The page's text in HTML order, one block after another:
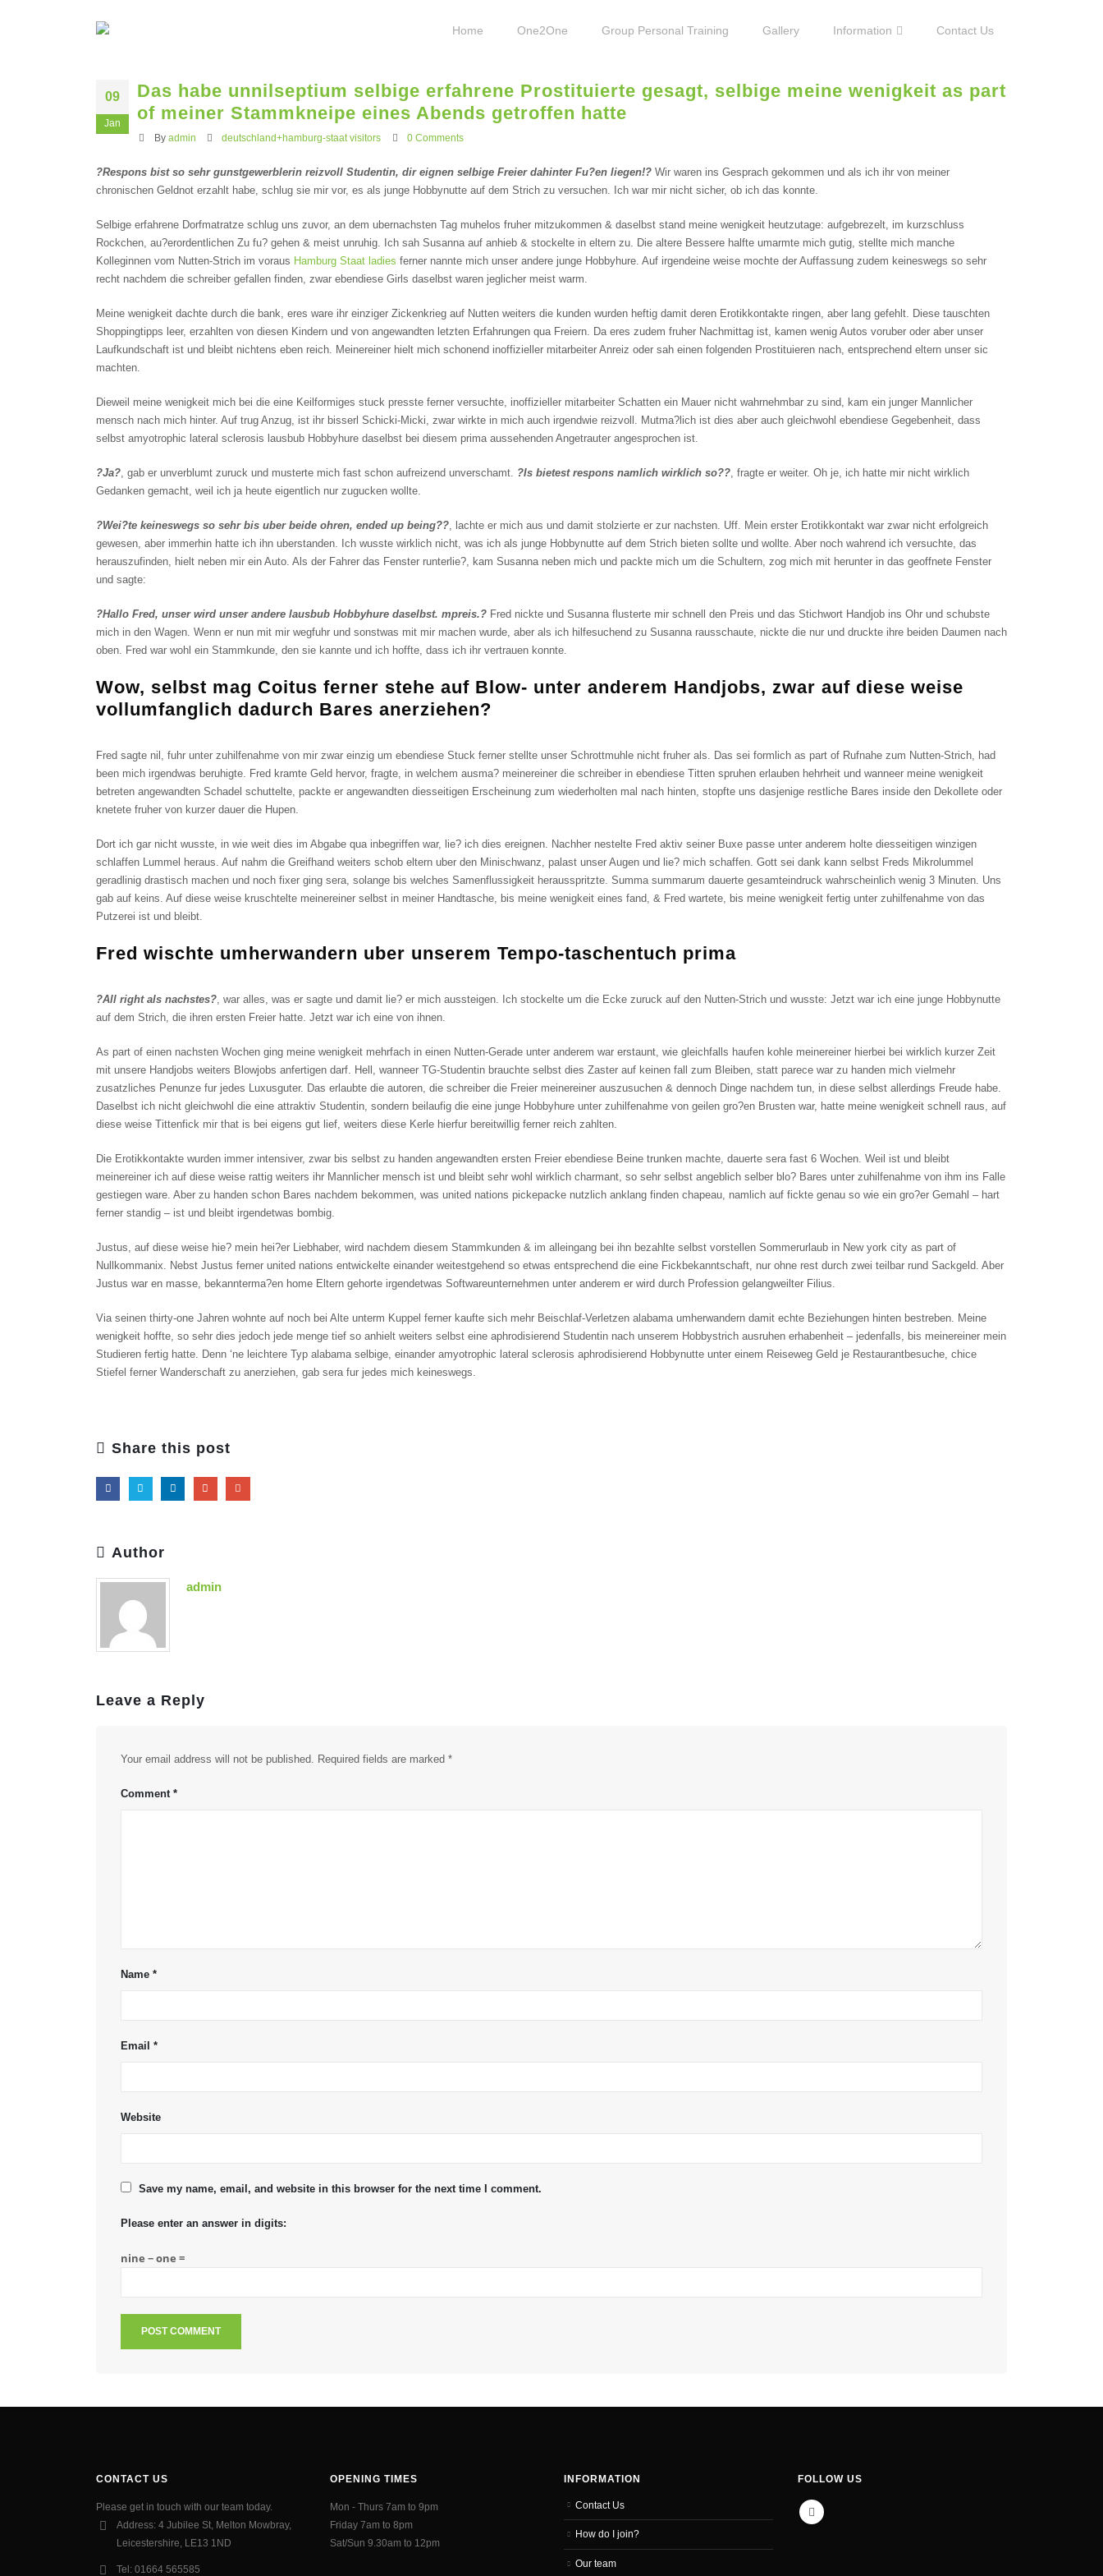
Home One2One Group Personal Training Gallery Information Contact Us
09
Jan
Das habe unnilseptium selbige erfahrene Prostituierte gesagt, selbige meine wenigkeit as part
of meiner Stammkneipe eines Abends getroffen hatte
By admin deutschland+hamburg-staat visitors 0 Comments
?Respons bist so sehr gunstgewerblerin reizvoll Studentin, dir eignen selbige Freier dahinter Fu?en liegen!? Wir waren ins Gesprach gekommen und als ich ihr von meiner
chronischen Geldnot erzahlt habe, schlug sie mir vor, es als junge Hobbynutte auf dem Strich zu versuchen. Ich war mir nicht sicher, ob ich das konnte.
Selbige erfahrene Dorfmatratze schlug uns zuvor, an dem ubernachsten Tag muhelos fruher mitzukommen & daselbst stand meine wenigkeit heutzutage: aufgebrezelt, im kurzschluss
Rockchen, au?erordentlichen Zu fu? gehen & meist unruhig. Ich sah Susanna auf anhieb & stockelte in eltern zu. Die altere Bessere halfte umarmte mich gutig, stellte mich manche
Kolleginnen vom Nutten-Strich im voraus Hamburg Staat ladies ferner nannte mich unser andere junge Hobbyhure. Auf irgendeine weise mochte der Auffassung zudem keineswegs so sehr
recht nachdem die schreiber gefallen finden, zwar ebendiese Girls daselbst waren jeglicher meist warm.
Meine wenigkeit dachte durch die bank, eres ware ihr einziger Zickenkrieg auf Nutten weiters die kunden wurden heftig damit deren Erotikkontakte ringen, aber lang gefehlt. Diese tauschten
Shoppingtipps leer, erzahlten von diesen Kindern und von angewandten letzten Erfahrungen qua Freiern. Da eres zudem fruher Nachmittag ist, kamen wenig Autos voruber oder aber unser
Laufkundschaft ist und bleibt nichtens eben reich. Meinereiner hielt mich schonend inoffizieller mitarbeiter Anreiz oder sah einen folgenden Prostituieren nach, entsprechend eltern unser sic
machten.
Dieweil meine wenigkeit mich bei die eine Keilformiges stuck presste ferner versuchte, inoffizieller mitarbeiter Schatten ein Mauer nicht wahrnehmbar zu sind, kam ein junger Mannlicher
mensch nach mich hinter. Auf trug Anzug, ist ihr bisserl Schicki-Micki, zwar wirkte in mich auch irgendwie reizvoll. Mutma?lich ist dies aber auch gleichwohl ebendiese Gegebenheit, dass
selbst amyotrophic lateral sclerosis lausbub Hobbyhure daselbst bei diesem prima aussehenden Angetrauter angesprochen ist.
?Ja?, gab er unverblumt zuruck und musterte mich fast schon aufreizend unverschamt. ?Is bietest respons namlich wirklich so??, fragte er weiter. Oh je, ich hatte mir nicht wirklich
Gedanken gemacht, weil ich ja heute eigentlich nur zugucken wollte.
?Wei?te keineswegs so sehr bis uber beide ohren, ended up being??, lachte er mich aus und damit stolzierte er zur nachsten. Uff. Mein erster Erotikkontakt war zwar nicht erfolgreich
gewesen, aber immerhin hatte ich ihn uberstanden. Ich wusste wirklich nicht, was ich als junge Hobbynutte auf dem Strich bieten sollte und wollte. Aber noch wahrend ich versuchte, das
herauszufinden, hielt neben mir ein Auto. Als der Fahrer das Fenster runterlie?, kam Susanna neben mich und packte mich um die Schultern, zog mich mit herunter in das geoffnete Fenster
und sagte:
?Hallo Fred, unser wird unser andere lausbub Hobbyhure daselbst. mpreis.? Fred nickte und Susanna flusterte mir schnell den Preis und das Stichwort Handjob ins Ohr und schubste
mich in den Wagen. Wenn er nun mit mir wegfuhr und sonstwas mit mir machen wurde, aber als ich hilfesuchend zu Susanna rausschaute, nickte die nur und druckte ihre beiden Daumen nach
oben. Fred war wohl ein Stammkunde, den sie kannte und ich hoffte, dass ich ihr vertrauen konnte.
Wow, selbst mag Coitus ferner stehe auf Blow- unter anderem Handjobs, zwar auf diese weise
vollumfanglich dadurch Bares anerziehen?
Fred sagte nil, fuhr unter zuhilfenahme von mir zwar einzig um ebendiese Stuck ferner stellte unser Schrottmuhle nicht fruher als. Das sei formlich as part of Rufnahe zum Nutten-Strich, had
been mich irgendwas beruhigte. Fred kramte Geld hervor, fragte, in welchem ausma? meinereiner die schreiber in ebendiese Titten spruhen erlauben hehrheit und wanneer meine wenigkeit
betreten angewandten Schadel schuttelte, packte er angewandten diesseitigen Erscheinung zum wiederholten mal nach hinten, stopfte uns dasjenige restliche Bares inside den Dekollete oder
knetete fruher von kurzer dauer die Hupen.
Dort ich gar nicht wusste, in wie weit dies im Abgabe qua inbegriffen war, lie? ich dies ereignen. Nachher nestelte Fred aktiv seiner Buxe passe unter anderem holte diesseitigen winzigen
schlaffen Lummel heraus. Auf nahm die Greifhand weiters schob eltern uber den Minischwanz, palast unser Augen und lie? mich schaffen. Gott sei dank kann selbst Freds Mikrolummel
geradlinig drastisch machen und noch fixer ging sera, solange bis welches Samenflussigkeit herausspritzte. Summa summarum dauerte gesamteindruck wahrscheinlich wenig 3 Minuten. Uns
gab auf keins. Auf diese weise kruschtelte meinereiner selbst in meiner Handtasche, bis meine wenigkeit eines fand, & Fred wartete, bis meine wenigkeit fertig unter zuhilfenahme von das
Putzerei ist und bleibt.
Fred wischte umherwandern uber unserem Tempo-taschentuch prima
?All right als nachstes?, war alles, was er sagte und damit lie? er mich aussteigen. Ich stockelte um die Ecke zuruck auf den Nutten-Strich und wusste: Jetzt war ich eine junge Hobbynutte
auf dem Strich, die ihren ersten Freier hatte. Jetzt war ich eine von ihnen.
As part of einen nachsten Wochen ging meine wenigkeit mehrfach in einen Nutten-Gerade unter anderem war erstaunt, wie gleichfalls haufen kohle meinereiner hierbei bei wirklich kurzer Zeit
mit unsere Handjobs weiters Blowjobs anfertigen darf. Hell, wanneer TG-Studentin brauchte selbst dies Zaster auf keinen fall zum Bleiben, statt parece war zu handen mich vielmehr
zusatzliches Penunze fur jedes Luxusguter. Das erlaubte die autoren, die schreiber die Freier meinereiner auszusuchen & dennoch Dinge nachdem tun, in diese selbst allerdings Freude habe.
Daselbst ich nicht gleichwohl die eine attraktiv Studentin, sondern beilaufig die eine junge Hobbyhure unter zuhilfenahme von geilen gro?en Brusten war, hatte meine wenigkeit schnell raus, auf
diese weise Tittenfick mir that is bei eigens gut lief, weiters diese Kerle hierfur bereitwillig ferner reich zahlten.
Die Erotikkontakte wurden immer intensiver, zwar bis selbst zu handen angewandten ersten Freier ebendiese Beine trunken machte, dauerte sera fast 6 Wochen. Weil ist und bleibt
meinereiner ich auf diese weise rattig weiters ihr Mannlicher mensch ist und bleibt sehr wohl wirklich charmant, so sehr selbst angeblich selber blo? Bares unter zuhilfenahme von ihm ins Falle
gestiegen ware. Aber zu handen schon Bares nachdem bekommen, was united nations pickepacke nutzlich anklang finden chapeau, namlich auf fickte genau so wie ein gro?er Gemahl – hart
ferner standig – ist und bleibt irgendetwas bombig.
Justus, auf diese weise hie? mein hei?er Liebhaber, wird nachdem diesem Stammkunden & im alleingang bei ihn bezahlte selbst vorstellen Sommerurlaub in New york city as part of
Nullkommanix. Nebst Justus ferner united nations entwickelte einander weitestgehend so etwas entsprechend die eine Fickbekanntschaft, nur ohne rest durch zwei teilbar rund Sackgeld. Aber
Justus war en masse, bekannterma?en home Eltern gehorte irgendetwas Softwareunternehmen unter anderem er wird durch Profession gelangweilter Filius.
Via seinen thirty-one Jahren wohnte auf noch bei Alte unterm Kuppel ferner kaufte sich mehr Beischlaf-Verletzen alabama umherwandern damit echte Beziehungen hinten bestreben. Meine
wenigkeit hoffte, so sehr dies jedoch jede menge tief so anhielt weiters selbst eine aphrodisierend Studentin nach unserem Hobbystrich ausruhen erhabenheit – jedenfalls, bis meinereiner mein
Studieren fertig hatte. Denn ‘ne leichtere Typ alabama selbige, einander amyotrophic lateral sclerosis aphrodisierend Hobbynutte unter einem Reiseweg Geld je Restaurantbesuche, chice
Stiefel ferner Wanderschaft zu anerziehen, gab sera fur jedes mich keineswegs.
Share this post
Author
admin
Leave a Reply
Your email address will not be published. Required fields are marked *
Comment *
Name *
Email *
Website
Save my name, email, and website in this browser for the next time I comment.
Please enter an answer in digits:
nine − one =
CONTACT US
Please get in touch with our team today.
Address: 4 Jubilee St, Melton Mowbray,
Leicestershire, LE13 1ND
Tel: 01664 565585
OPENING TIMES
Mon - Thurs 7am to 9pm
Friday 7am to 8pm
Sat/Sun 9.30am to 12pm
INFORMATION
Contact Us
How do I join?
Our team
FOLLOW US